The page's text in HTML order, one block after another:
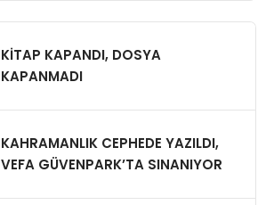
KİTAP KAPANDI, DOSYA
KAPANMADI
KAHRAMANLIK CEPHEDE YAZILDI,
VEFA GÜVENPARK’TA SINANIYOR